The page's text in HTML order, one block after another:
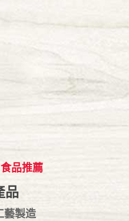
品推薦
品
藝製造